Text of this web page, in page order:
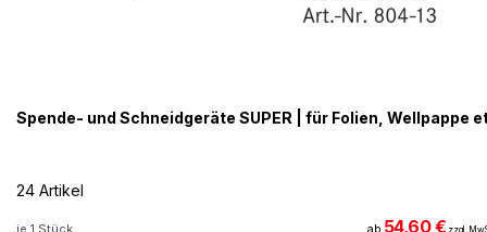
Spende- und Schneidgeräte SUPER | für Folien, Wellpappe
24 Artikel
54,60 €